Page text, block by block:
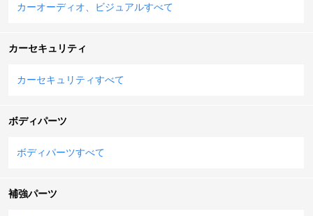
カーオーディオ、ビジュアルすべて
カーセキュリティ
カーセキュリティすべて
ボディパーツ
ボディパーツすべて
補強パーツ